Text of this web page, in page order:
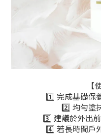
【
1️⃣ 完成基礎保
2️⃣ 均勻塗
3️⃣ 建議於外出
4️⃣ 若長時間戶